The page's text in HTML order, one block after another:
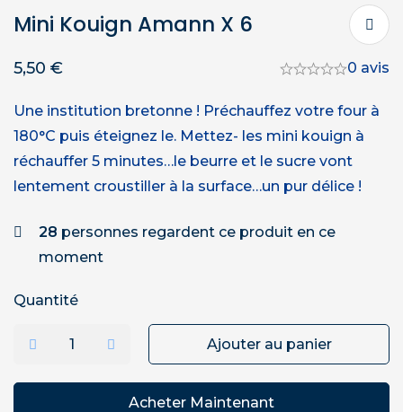
Mini Kouign Amann X 6
5,50 € 0 avis
Une institution bretonne ! Préchauffez votre four à
180°C puis éteignez le. Mettez- les mini kouign à
réchauffer 5 minutes…le beurre et le sucre vont
lentement croustiller à la surface…un pur délice !
28 personnes regardent ce produit en ce
moment
Quantité
Ajouter au panier
Acheter Maintenant